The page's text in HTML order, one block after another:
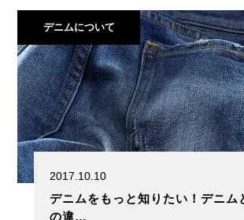
デニムについて
2017.10.10
デニムをもっと知りたい！デニム
の違…